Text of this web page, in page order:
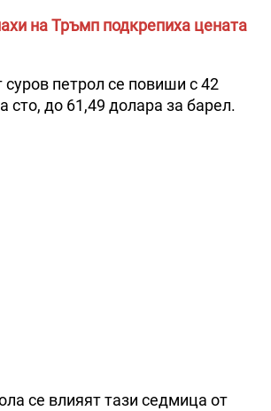
на Тръмп подкрепиха цената
петрол се повиши с 42
сто, до 61,49 долара за барел.
се влияят тази седмица от